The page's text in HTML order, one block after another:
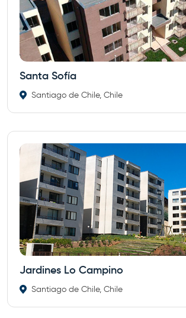
Santa Sofía
Santiago de Chile, Chile
Jardines Lo Campino
Santiago de Chile, Chile